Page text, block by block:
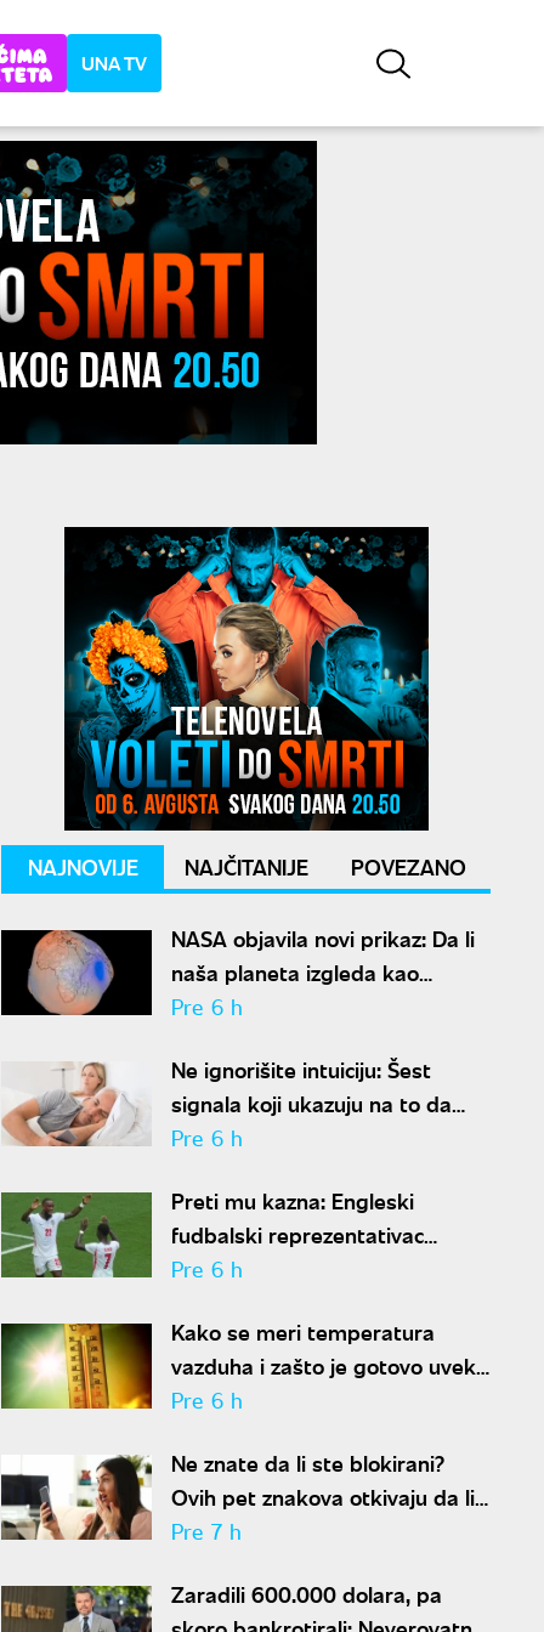
UNA TV
NAJNOVIJE NAJČITANIJE POVEZANO
NASA objavila novi prikaz: Da li
naša planeta izgleda kao
krompir ili kao plavi kliker?
Pre 6 h
Ne ignorišite intuiciju: Šest
signala koji ukazuju na to da
partner krije aferu
Pre 6 h
Preti mu kazna: Engleski
fudbalski reprezentativac
optužen za napad u noćnom
Pre 6 h
Kako se meri temperatura
vazduha i zašto je gotovo uvek
niža od one koju pokazuju naši
Pre 6 h
Ne znate da li ste blokirani?
Ovih pet znakova otkivaju da li
se nalazite na nečijoj "crnoj listi"
Pre 7 h
Zaradili 600.000 dolara, pa